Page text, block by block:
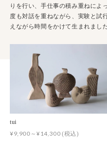
りを行い、手仕事の積み重ねによ
度も対話を重ねながら、実験と試
えながら時間をかけて生まれました
tui
¥9,900～¥14,300 (税込)